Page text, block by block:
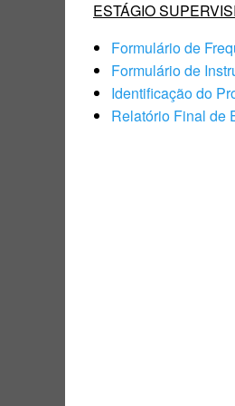
ESTÁGIO
Formulário de
Formulário de
Identificação do
Relatório Final de